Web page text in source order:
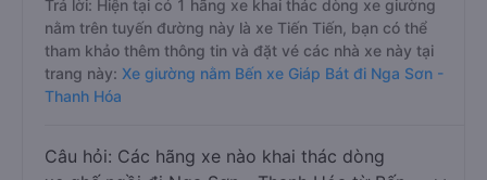
Trả lời: Hiện tại có 1 hãng xe khai thác dòng xe giường
nằm trên tuyến đường này là xe Tiến Tiến, bạn có thể
tham khảo thêm thông tin và đặt vé các nhà xe này tại
trang này: Xe giường nằm Bến xe Giáp Bát đi Nga Sơn -
Thanh Hóa
Câu hỏi: Các hãng xe nào khai thác dòng